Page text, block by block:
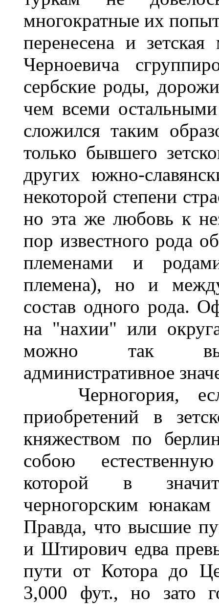
многократные их
перенесена и
Черноевича
сербские роды,
чем всеми
сложился таким
только бывшего
других южно-
некоторой степени
но эта же любовь к
пор известного рода
племенами и
племена), но и
состав одного рода.
на "нахии" или
можно так
административное
Черногория,
приобретений в
княжеством по
собою
которой в
черногорским юнакам
Правда, что высшие
и Штирович едва
пути от Котора до
3,000 фут., но зато